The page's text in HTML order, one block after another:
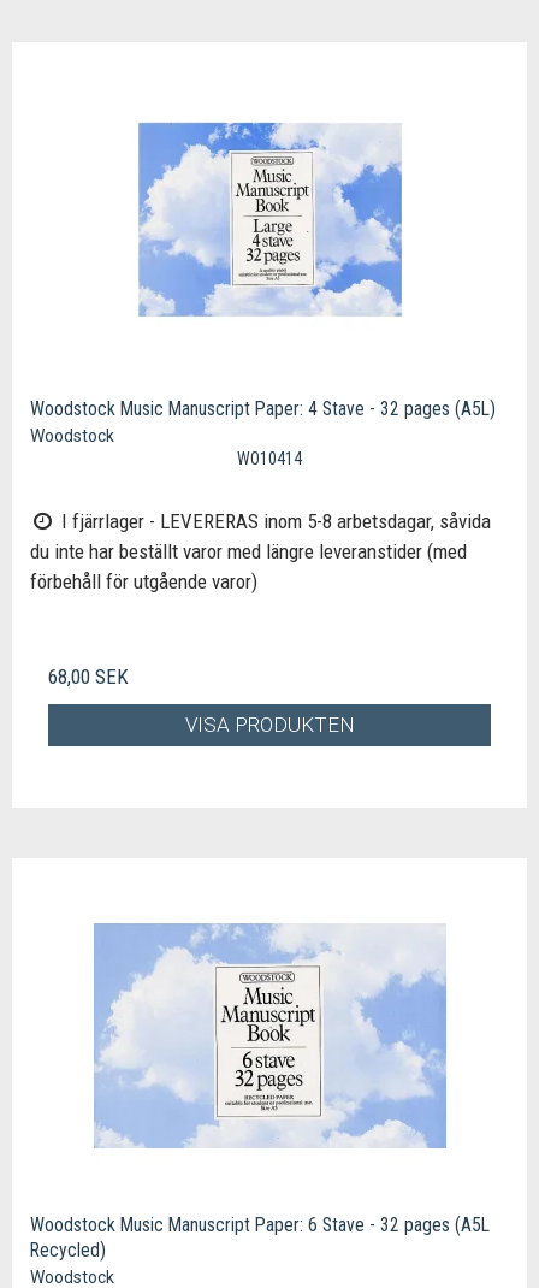
Woodstock Music Manuscript Paper: 4 Stave - 32 pages (A5L)
Woodstock
WO10414
I fjärrlager - LEVERERAS inom 5-8 arbetsdagar, såvida
du inte har beställt varor med längre leveranstider (med
förbehåll för utgående varor)
68,00 SEK
VISA PRODUKTEN
Woodstock Music Manuscript Paper: 6 Stave - 32 pages (A5L
Recycled)
Woodstock